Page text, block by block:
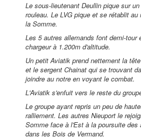
Le sous-lieutenant Deullin pique sur
rouleau. Le LVG pique et se rétablit
la Somme.
Les 5 autres allemands font demi-
chargeur à 1.200m d'altitude.
Un petit Aviatik prend nettement la
et le sergent Chainat qui se trouvant
joindre au notre en voyant le combat.
L'Aviatik s'enfuit vers le reste du
Le groupe ayant repris un peu de
ralliement. Les autres Nieuport le
Somme face à l'Est à la poursuite
dans les Bois de Vermand.